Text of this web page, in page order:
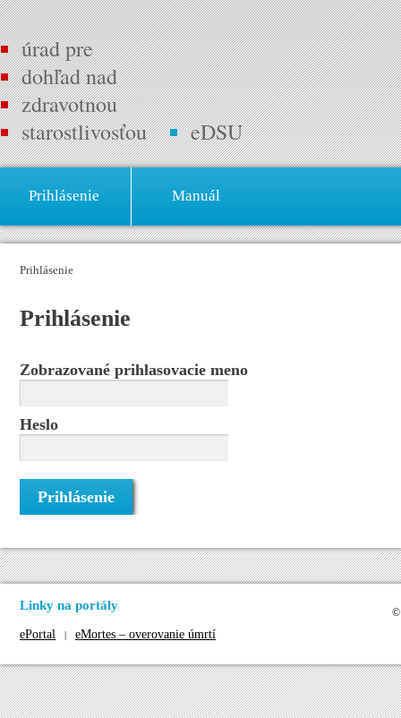
úrad pre
dohľad nad
zdravotnou
starostlivosťou
eDSU
Prihlásenie Manuál
Prihlásenie
Prihlásenie
Zobrazované prihlasovacie meno
Heslo
Linky na portály
ePortal | eMortes – overovanie úmrtí
©